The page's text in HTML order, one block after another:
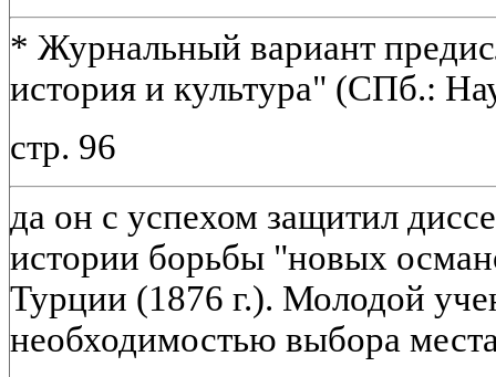
* Журнальный вариант
история и культура" (СПб.:
стр. 96
да он с успехом защитил
истории борьбы "новых
Турции (1876 г.). Молодой
необходимостью выбора